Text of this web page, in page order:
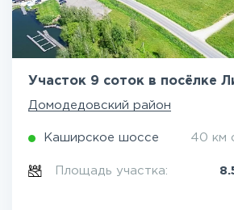
Участок 9 соток в посёлке
Домодедовский район
Каширское шоссе 40 км
Площадь участка: